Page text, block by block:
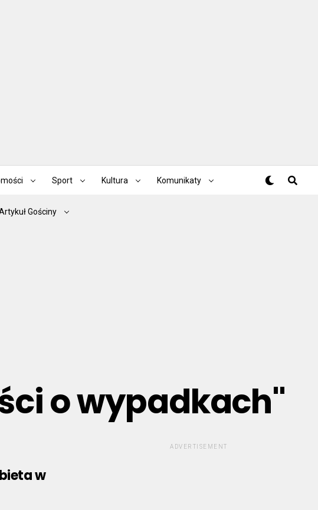
Sport Kultura Komunikaty
Gościny
o wypadkach"
w
ADVERTISEMENT